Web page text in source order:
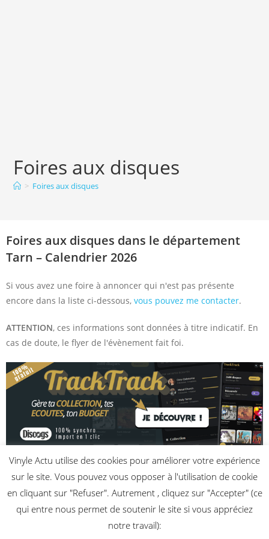
Foires aux disques
> Foires aux disques
Foires aux disques dans le département
Tarn – Calendrier 2026
Si vous avez une foire à annoncer qui n'est pas présente
encore dans la liste ci-dessous, vous pouvez me contacter.
ATTENTION, ces informations sont données à titre indicatif. En
cas de doute, le flyer de l'évènement fait foi.
Aucune foire aux disques à venir n’a encore été enregistrée.
Vinyle Actu utilise des cookies pour améliorer votre expérience
sur le site. Vous pouvez vous opposer à l'utilisation de cookie
en cliquant sur "Refuser". Autrement , cliquez sur "Accepter" (ce
qui entre nous permet de soutenir le site si vous appréciez
notre travail):